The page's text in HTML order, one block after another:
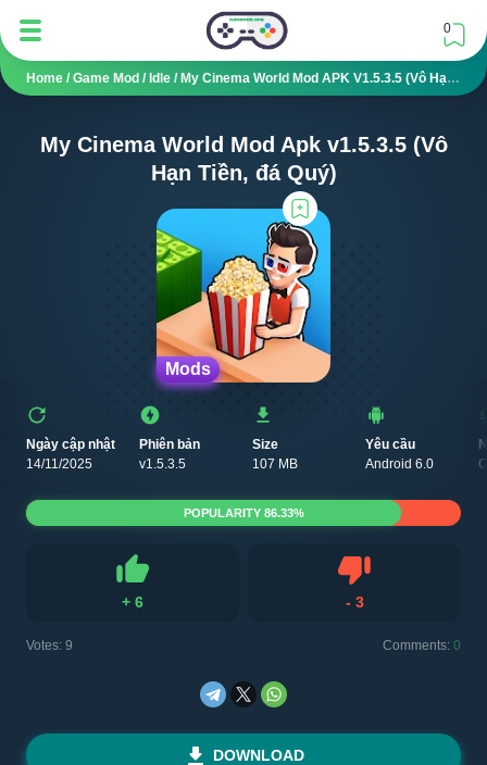
0
Home / Game Mod / Idle / My Cinema World Mod APK V1.5.3.5 (Vô Hạn Tiền, Đá Quý)
My Cinema World Mod Apk v1.5.3.5 (Vô
Hạn Tiền, đá Quý)
Mods
Ngày cập nhật
14/11/2025
Phiên bản
v1.5.3.5
Size
107 MB
Yêu cầu
Android 6.0
+ 6
Like
- 3
Votes: 9 Comments: 0
POPULARITY 86.33%
DOWNLOAD